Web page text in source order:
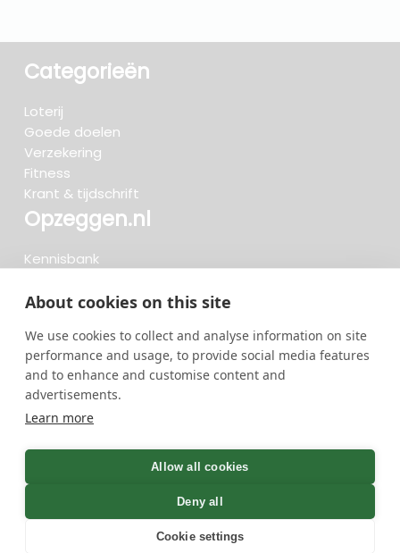
About cookies on this site
We use cookies to collect and analyse information on site
performance and usage, to provide social media features
and to enhance and customise content and
advertisements.
Learn more
Allow all cookies
Deny all
Cookie settings
Categorieën
Loterij
Goede doelen
Verzekering
Fitness
Krant & tijdschrift
Opzeggen.nl
Kennisbank
Beoordelingen
Meteen opzeggen
736 opzeggingen afgelopen 30 dagen - 3.666.127
opzeggingen in totaal
GreenOnline BV Gebruiksvoorwaarden